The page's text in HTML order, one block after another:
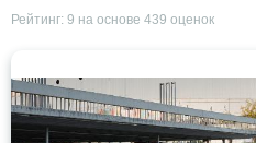
Рейтинг: 9 на основе 439 оценок